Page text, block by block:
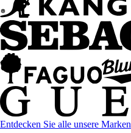
Entdecken Sie alle unsere Marken